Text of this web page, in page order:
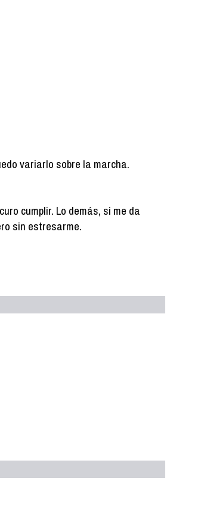
variarlo sobre la marcha.
cumplir. Lo demás, si me da
sin estresarme.